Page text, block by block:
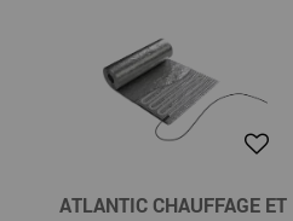
ATLANTIC CHAUFFAGE ET